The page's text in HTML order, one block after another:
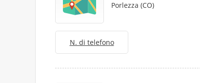
Porlezza (CO)
N. di telefono